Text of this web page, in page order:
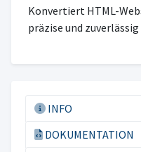
Konvertiert HTML-
präzise und
INFO
DOKUMENTATION